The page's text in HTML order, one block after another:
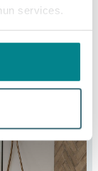
services.